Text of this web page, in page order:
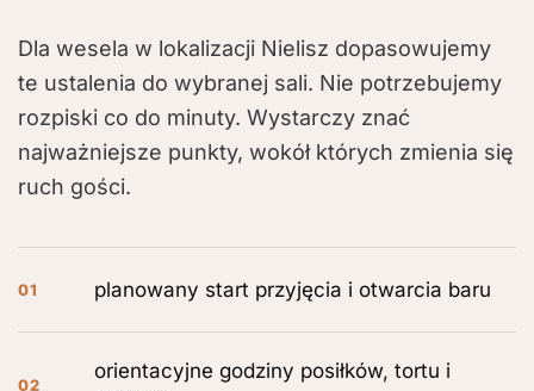
Dla wesela w lokalizacji Nielisz dopasowujemy
te ustalenia do wybranej sali. Nie potrzebujemy
rozpiski co do minuty. Wystarczy znać
najważniejsze punkty, wokół których zmienia się
ruch gości.
01 planowany start przyjęcia i otwarcia baru
02
orientacyjne godziny posiłków, tortu i